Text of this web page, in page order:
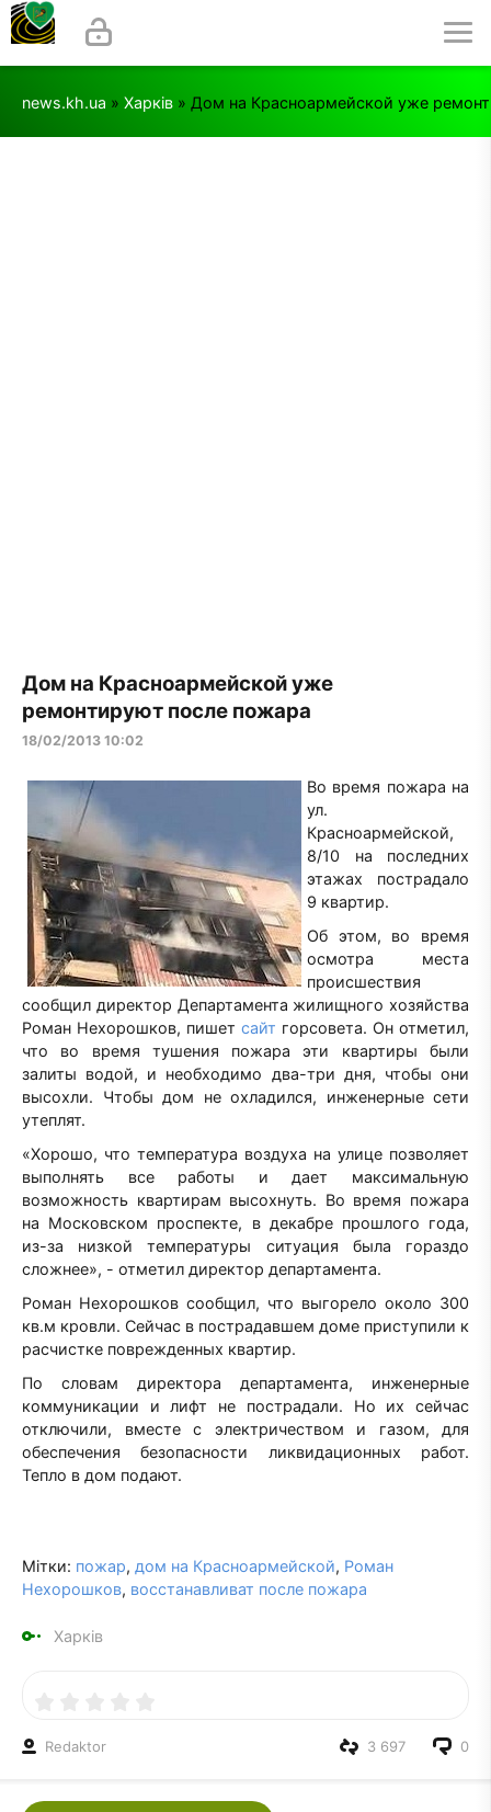
news.kh.ua » Харків » Дом на Красноармейской уже
Дом на Красноармейской уже
ремонтируют после пожара
18/02/2013 10:02
Во время пожара на
ул.
Красноармейской,
8/10 на последних
этажах пострадало
9 квартир.
Об этом, во время
осмотра места
происшествия
сообщил директор Департамента жилищного хозяйства
Роман Нехорошков, пишет сайт горсовета. Он отметил,
что во время тушения пожара эти квартиры были
залиты водой, и необходимо два-три дня, чтобы они
высохли. Чтобы дом не охладился, инженерные сети
утеплят.
«Хорошо, что температура воздуха на улице позволяет
выполнять все работы и дает максимальную
возможность квартирам высохнуть. Во время пожара
на Московском проспекте, в декабре прошлого года,
из-за низкой температуры ситуация была гораздо
сложнее», - отметил директор департамента.
Роман Нехорошков сообщил, что выгорело около 300
кв.м кровли. Сейчас в пострадавшем доме приступили к
расчистке поврежденных квартир.
По словам директора департамента, инженерные
коммуникации и лифт не пострадали. Но их сейчас
отключили, вместе с электричеством и газом, для
обеспечения безопасности ликвидационных работ.
Тепло в дом подают.
Мітки: пожар, дом на Красноармейской, Роман
Нехорошков, восстанавливат после пожара
Харків
Redaktor 0
3 697